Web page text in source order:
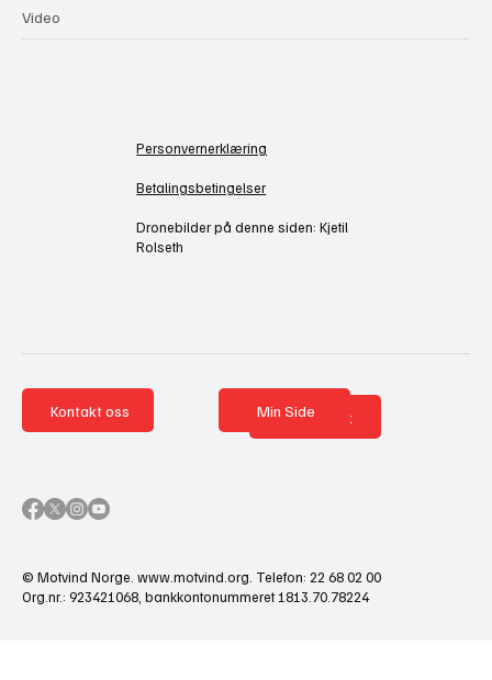
Video
Personvernerklæring
Betalingsbetingelser
Dronebilder på denne siden: Kjetil
Rolseth
Kontakt oss Nettbutikk
Min Side
© Motvind Norge. www.motvind.org . Telefon: 22 68 02 00
Org.nr.: 923421068, bankkontonummeret 1813.70.78224